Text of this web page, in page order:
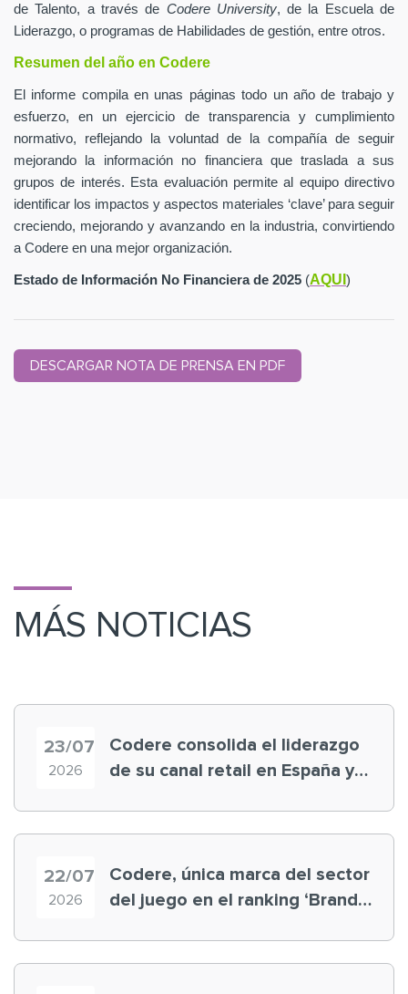
de Talento, a través de Codere University, de la Escuela de
Liderazgo, o programas de Habilidades de gestión, entre otros.
Resumen del año en Codere
El informe compila en unas páginas todo un año de trabajo y
esfuerzo, en un ejercicio de transparencia y cumplimiento
normativo, reflejando la voluntad de la compañía de seguir
mejorando la información no financiera que traslada a sus
grupos de interés. Esta evaluación permite al equipo directivo
identificar los impactos y aspectos materiales ‘clave’ para seguir
creciendo, mejorando y avanzando en la industria, convirtiendo
a Codere en una mejor organización.
Estado de Información No Financiera de 2025 (AQUI )
DESCARGAR NOTA DE PRENSA EN PDF
MÁS NOTICIAS
23/07
2026
Codere consolida el liderazgo
de su canal retail en España y
22/07
2026
Codere, única marca del sector
del juego en el ranking ‘Brand